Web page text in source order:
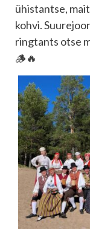
ühistantse,
kohvi.
ringtants otse
🪵🔥